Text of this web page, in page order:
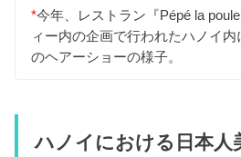
*今年、レストラン『Pépé la
ィー内の企画で行われたハノイ
のヘアーショーの様子。
ハノイにおける日本人